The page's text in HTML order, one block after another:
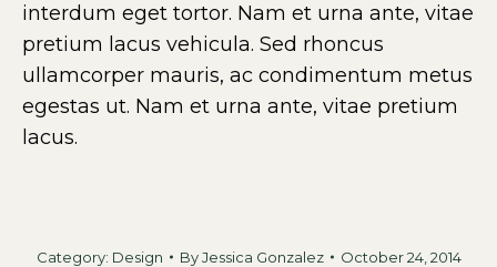
interdum eget tortor. Nam et urna ante, vitae
pretium lacus vehicula. Sed rhoncus
ullamcorper mauris, ac condimentum metus
egestas ut. Nam et urna ante, vitae pretium
lacus.
Category: Design ByJessica Gonzalez
October 24, 2014